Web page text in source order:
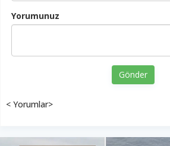
Yorumunuz
Gönder
< Yorumlar>